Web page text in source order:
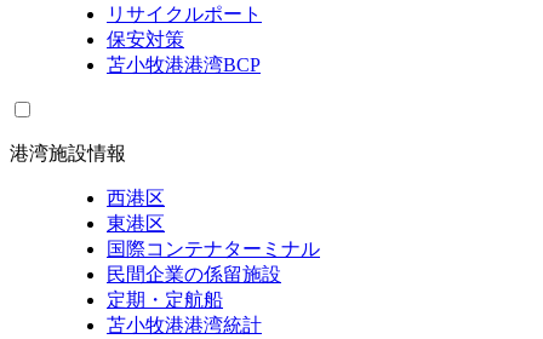
リサイクルポート
保安対策
苫小牧港港湾BCP
港湾施設情報
西港区
東港区
国際コンテナターミナル
民間企業の係留施設
定期・定航船
苫小牧港港湾統計